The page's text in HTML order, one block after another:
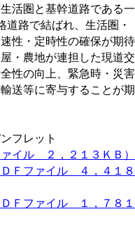
活圏と基幹道路である一
道路で結ばれ、生活圏・
性・定時性の確保が期待
・農地が連担した現道交
性の向上、緊急時・災害
送等に寄与することが期
フレット
イル ２，２１３ＫＢ）
Ｆファイル ４，４１８
Ｆファイル １，７８１